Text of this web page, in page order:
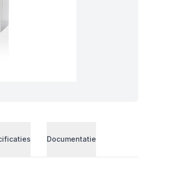
Documentatie